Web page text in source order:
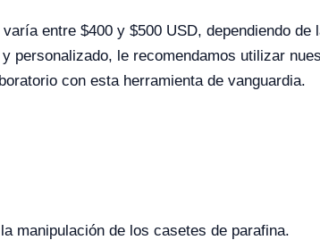
entre $400 y $500 USD, dependiendo de
personalizado, le recomendamos utilizar
con esta herramienta de vanguardia.
manipulación de los casetes de parafina.